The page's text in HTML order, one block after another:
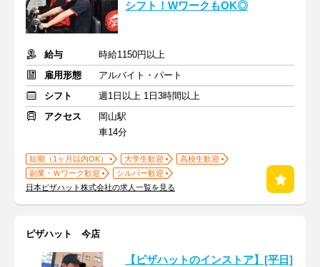
シフト！WワークもOK◎
給与
時給1150円以上
雇用形態
アルバイト・パート
シフト
週1日以上 1日3時間以上
アクセス
岡山駅
車14分
短期（1ヶ月以内OK） 大学生歓迎
高校生歓迎
副業・Ｗワーク歓迎
シルバー歓迎
日本ピザハット株式会社の求人一覧を見る
ピザハット 今店
【ピザハットのインストア】[平日]